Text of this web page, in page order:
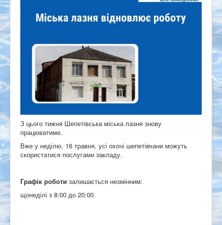
З цього тижня Шепетівська міська лазня знову
працюватиме.
Вже у неділю, 16 травня, усі охочі шепетівчани можуть
скористатися послугами закладу.
Графік роботи залишається незмінним:
щонеділі з 8:00 до 20:00.